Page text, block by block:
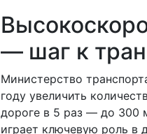
— шаг к
Министерство
году увеличить
дороге в 5 раз — до 300
играет ключевую роль в